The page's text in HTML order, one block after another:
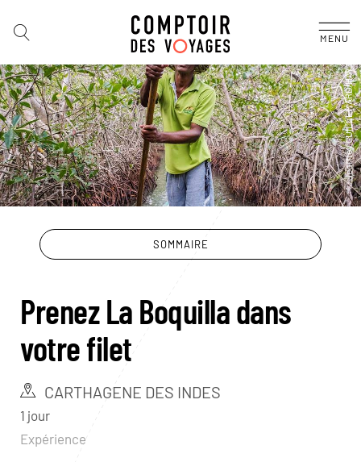
MENU
SOMMAIRE
Prenez La Boquilla dans
votre filet
CARTHAGENE DES INDES
1 jour
Expérience